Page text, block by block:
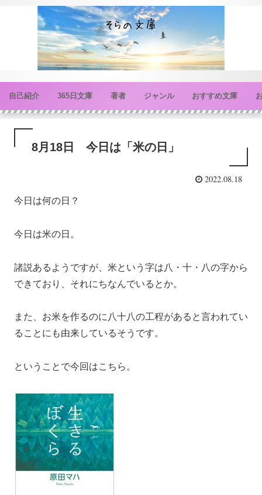
自己紹介 365日文庫 著者 ジャンル おすすめ文庫
8月18日 今日は「米の日」
2022.08.18
今日は何の日？
今日は米の日。
諸説あるようですが、米という字は八・十・八の字から
できており、それにちなんでいるとか。
また、お米を作るのに八十八の工程があると言われてい
ることにも由来しているそうです。
ということで今回はこちら。